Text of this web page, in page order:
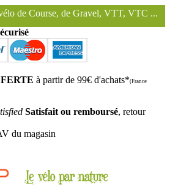
VTT, VTC ...
Nous conservons
à partir de 99€ d'achats*(France
Satisfait ou remboursé, retour
du magasin